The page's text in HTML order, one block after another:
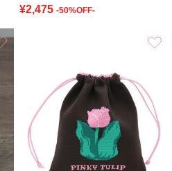
¥2,475 -50%OFF-